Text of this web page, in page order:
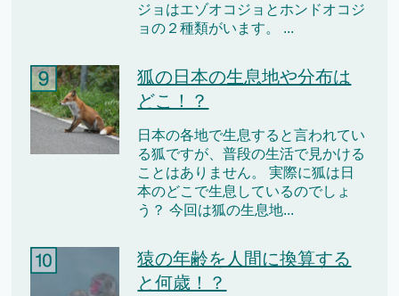
ジョはエゾオコジョとホンドオコジ
ョの２種類がいます。 ...
狐の日本の生息地や分布は
どこ！？
日本の各地で生息すると言われてい
る狐ですが、普段の生活で見かける
ことはありません。 実際に狐は日
本のどこで生息しているのでしょ
う？ 今回は狐の生息地...
猿の年齢を人間に換算する
と何歳！？